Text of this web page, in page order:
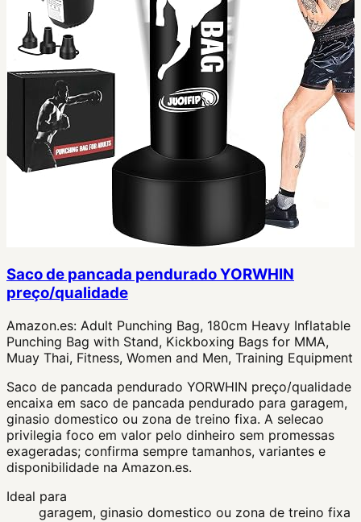
Saco de pancada pendurado YORWHIN
preço/qualidade
Amazon.es: Adult Punching Bag, 180cm Heavy Inflatable
Punching Bag with Stand, Kickboxing Bags for MMA,
Muay Thai, Fitness, Women and Men, Training Equipment
Saco de pancada pendurado YORWHIN preço/qualidade
encaixa em saco de pancada pendurado para garagem,
ginasio domestico ou zona de treino fixa. A selecao
privilegia foco em valor pelo dinheiro sem promessas
exageradas; confirma sempre tamanhos, variantes e
disponibilidade na Amazon.es.
Ideal para
garagem, ginasio domestico ou zona de treino fixa